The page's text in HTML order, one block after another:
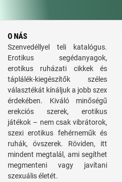
O NÁS
Szenvedéllyel teli katalógus.
Erotikus segédanyagok,
erotikus ruházati cikkek és
táplálék-kiegészítők széles
választékát kínáljuk a jobb szex
érdekében. Kiváló minőségű
erekciós szerek, erotikus
játékok – nem csak vibrátorok,
szexi erotikus fehérneműk és
ruhák, óvszerek. Röviden, itt
mindent megtalál, ami segíthet
megmenteni vagy javítani
szexuális életét.